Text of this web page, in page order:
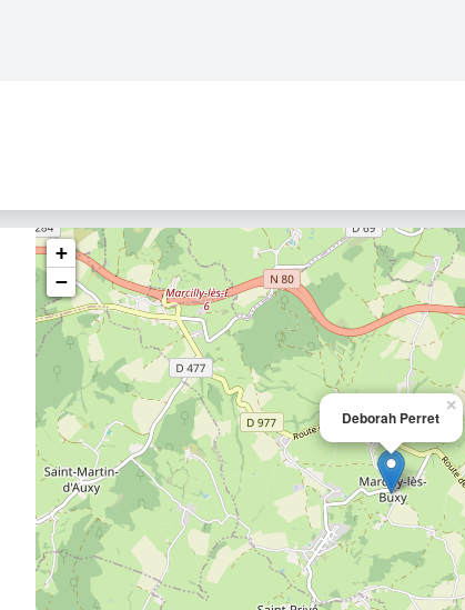
Deborah Perret
×
+
−